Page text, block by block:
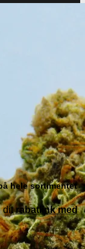
hele sortimentet
ditrabatlink med